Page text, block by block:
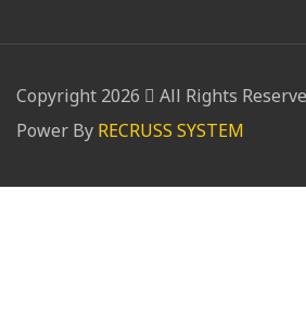
Copyright 2026 All Rights
Power By RECRUSS SYSTEM